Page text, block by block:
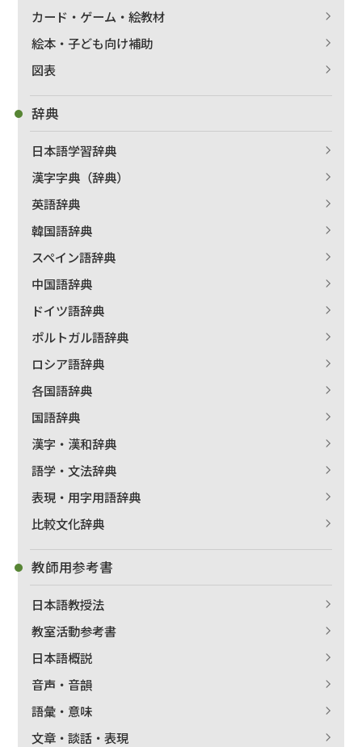
カード・ゲーム・絵教材
絵本・子ども向け補助
図表
辞典
日本語学習辞典
漢字字典（辞典）
英語辞典
韓国語辞典
スペイン語辞典
中国語辞典
ドイツ語辞典
ポルトガル語辞典
ロシア語辞典
各国語辞典
国語辞典
漢字・漢和辞典
語学・文法辞典
表現・用字用語辞典
比較文化辞典
教師用参考書
日本語教授法
教室活動参考書
日本語概説
音声・音韻
語彙・意味
文章・談話・表現